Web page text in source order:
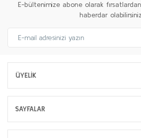
E-bültenimize abone olarak
haberdar
ÜYELİK
SAYFALAR